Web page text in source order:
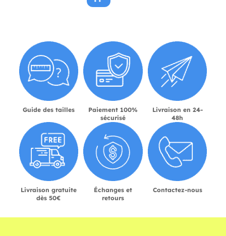
Guide des tailles
Paiement 100%
sécurisé
Livraison en 24-
48h
Livraison gratuite
dès 50€
Échanges et
retours
Contactez-nous